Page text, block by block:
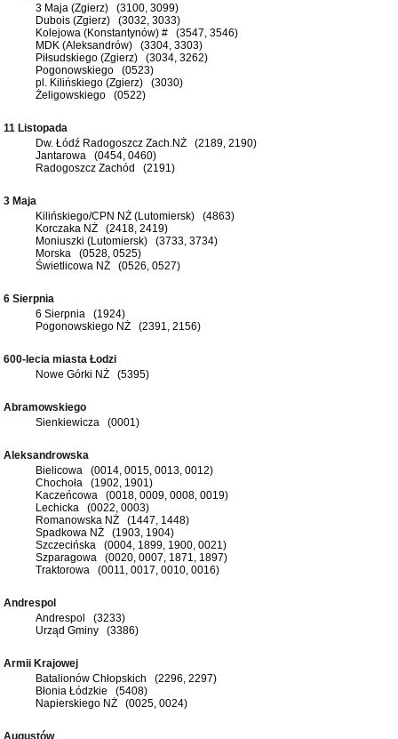
3 Maja (Zgierz) (3100, 3099)
Dubois (Zgierz) (3032, 3033)
Kolejowa (Konstantynów) # (3547, 3546)
MDK (Aleksandrów) (3304, 3303)
Piłsudskiego (Zgierz) (3034, 3262)
Pogonowskiego (0523)
pl. Kilińskiego (Zgierz) (3030)
Żeligowskiego (0522)
11 Listopada
Dw. Łódź Radogoszcz Zach.NŻ (2189, 2190)
Jantarowa (0454, 0460)
Radogoszcz Zachód (2191)
3 Maja
Kilińskiego/CPN NŻ (Lutomiersk) (4863)
Korczaka NŻ (2418, 2419)
Moniuszki (Lutomiersk) (3733, 3734)
Morska (0528, 0525)
Świetlicowa NŻ (0526, 0527)
6 Sierpnia
6 Sierpnia (1924)
Pogonowskiego NŻ (2391, 2156)
600-lecia miasta Łodzi
Nowe Górki NŻ (5395)
Abramowskiego
Sienkiewicza (0001)
Aleksandrowska
Bielicowa (0014, 0015, 0013, 0012)
Chochoła (1902, 1901)
Kaczeńcowa (0018, 0009, 0008, 0019)
Lechicka (0022, 0003)
Romanowska NŻ (1447, 1448)
Spadkowa NŻ (1903, 1904)
Szczecińska (0004, 1899, 1900, 0021)
Szparagowa (0020, 0007, 1871, 1897)
Traktorowa (0011, 0017, 0010, 0016)
Andrespol
Andrespol (3233)
Urząd Gminy (3386)
Armii Krajowej
Batalionów Chłopskich (2296, 2297)
Błonia Łódzkie (5408)
Napierskiego NŻ (0025, 0024)
Augustów